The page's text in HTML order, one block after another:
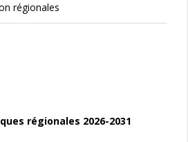
régionales
régionales 2026-2031